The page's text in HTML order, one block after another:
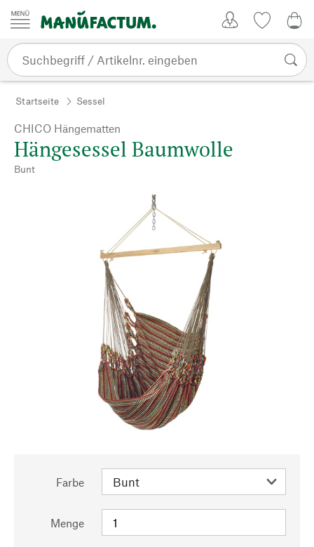
Zum Inhalt springen
Startseite Sessel
CHICO Hängematten
Hängesessel Baumwolle
Bunt
Farbe
Menge